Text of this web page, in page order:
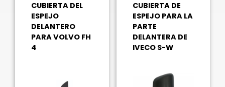
CUBIERTA DEL
ESPEJO
DELANTERO
PARA VOLVO FH
4
CUBIERTA DE
ESPEJO PARA LA
PARTE
DELANTERA DE
IVECO S-W